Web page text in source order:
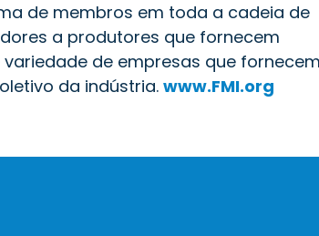
de membros em toda a cadeia de
a produtores que fornecem
de empresas que fornecem
da indústria.www.FMI.org